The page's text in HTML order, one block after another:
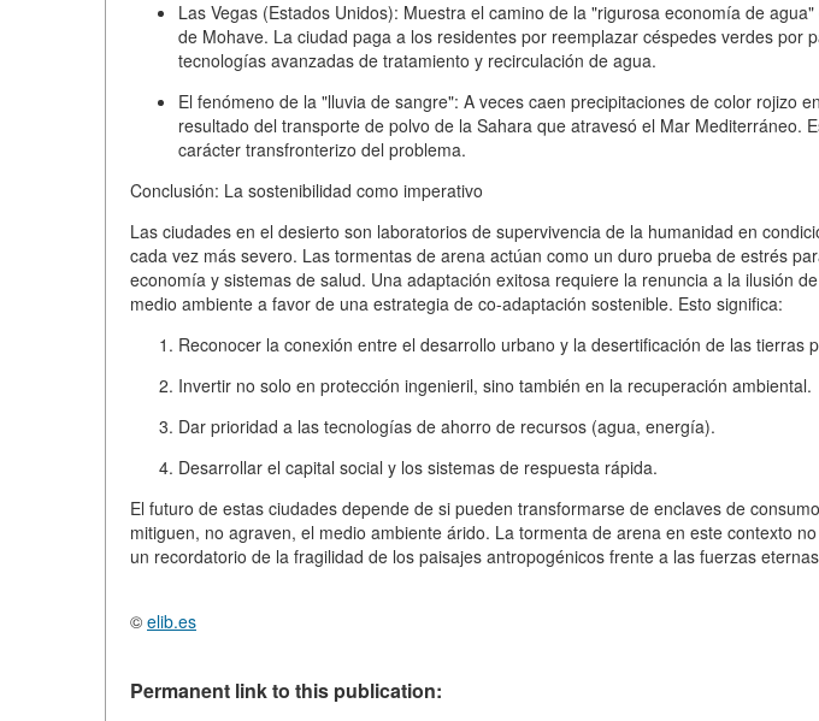
Las Vegas (Estados Unidos): Muestra el camino de la "rigurosa economía de
de Mohave. La ciudad paga a los residentes por reemplazar céspedes verdes por
tecnologías avanzadas de tratamiento y recirculación de agua.
El fenómeno de la "lluvia de sangre": A veces caen precipitaciones de color rojizo
resultado del transporte de polvo de la Sahara que atravesó el Mar Mediterráneo.
carácter transfronterizo del problema.
Conclusión: La sostenibilidad como imperativo
Las ciudades en el desierto son laboratorios de supervivencia de la humanidad en
cada vez más severo. Las tormentas de arena actúan como un duro prueba de estrés
economía y sistemas de salud. Una adaptación exitosa requiere la renuncia a la ilusión
medio ambiente a favor de una estrategia de co-adaptación sostenible. Esto significa:
Reconocer la conexión entre el desarrollo urbano y la desertificación de las tierras
Invertir no solo en protección ingenieril, sino también en la recuperación ambiental.
Dar prioridad a las tecnologías de ahorro de recursos (agua, energía).
Desarrollar el capital social y los sistemas de respuesta rápida.
El futuro de estas ciudades depende de si pueden transformarse de enclaves de
mitiguen, no agraven, el medio ambiente árido. La tormenta de arena en este contexto
un recordatorio de la fragilidad de los paisajes antropogénicos frente a las fuerzas
© elib.es
Permanent link to this publication: